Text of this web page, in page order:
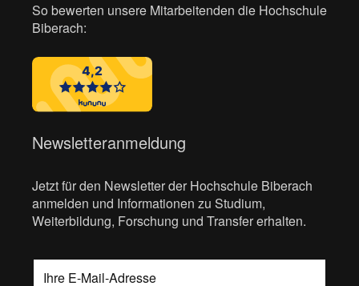
So bewerten unsere Mitarbeitenden die Hochschule
Biberach:
Newsletteranmeldung
Jetzt für den Newsletter der Hochschule Biberach
anmelden und Informationen zu Studium,
Weiterbildung, Forschung und Transfer erhalten.